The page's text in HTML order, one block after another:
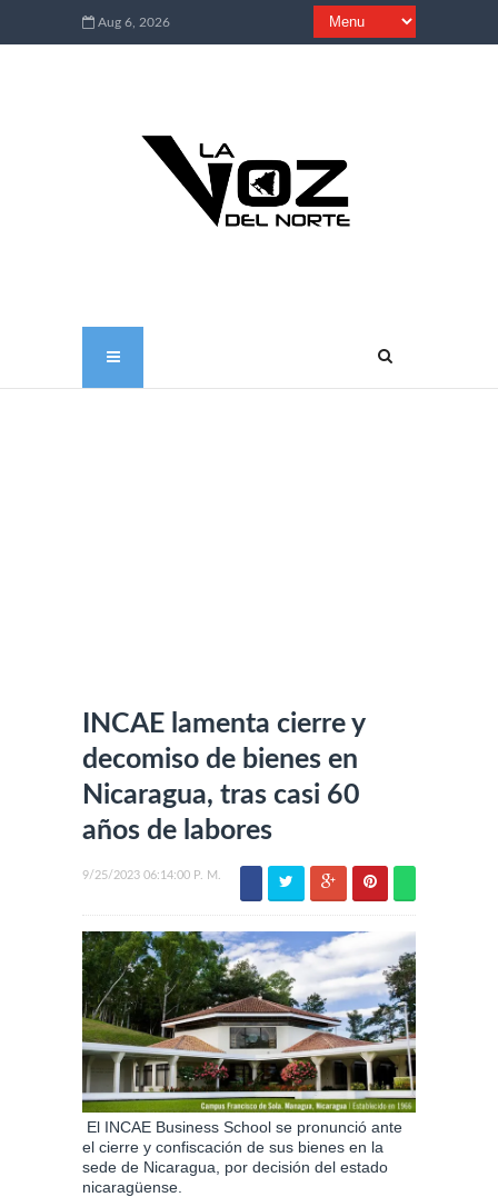
Aug 6, 2026
INCAE lamenta cierre y
decomiso de bienes en
Nicaragua, tras casi 60
años de labores
9/25/2023 06:14:00 P. M.
El INCAE Business School se pronunció ante
el cierre y confiscación de sus bienes en la
sede de Nicaragua, por decisión del estado
nicaragüense.